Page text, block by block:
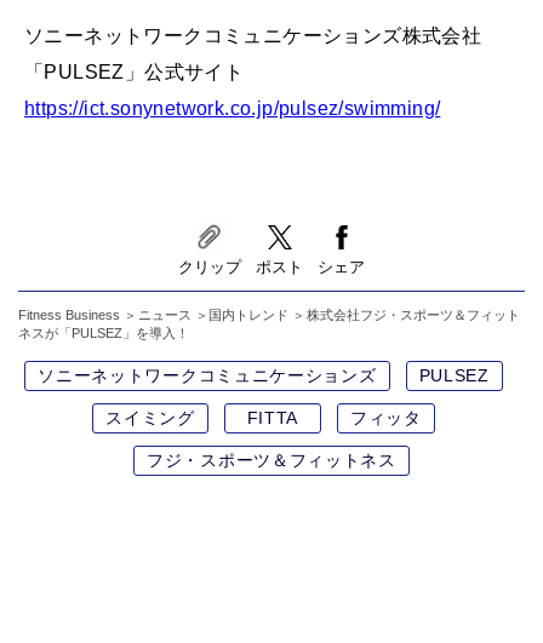
ソニーネットワークコミュニケーションズ株式会社
「PULSEZ」公式サイト
https://ict.sonynetwork.co.jp/pulsez/swimming/
クリップ ポスト シェア
Fitness Business ニュース 国内トレンド
株式会社フジ・スポーツ＆フィット
ネスが「PULSEZ」を導入！
ソニーネットワークコミュニケーションズ PULSEZ
スイミング FITTA フィッタ
フジ・スポーツ＆フィットネス